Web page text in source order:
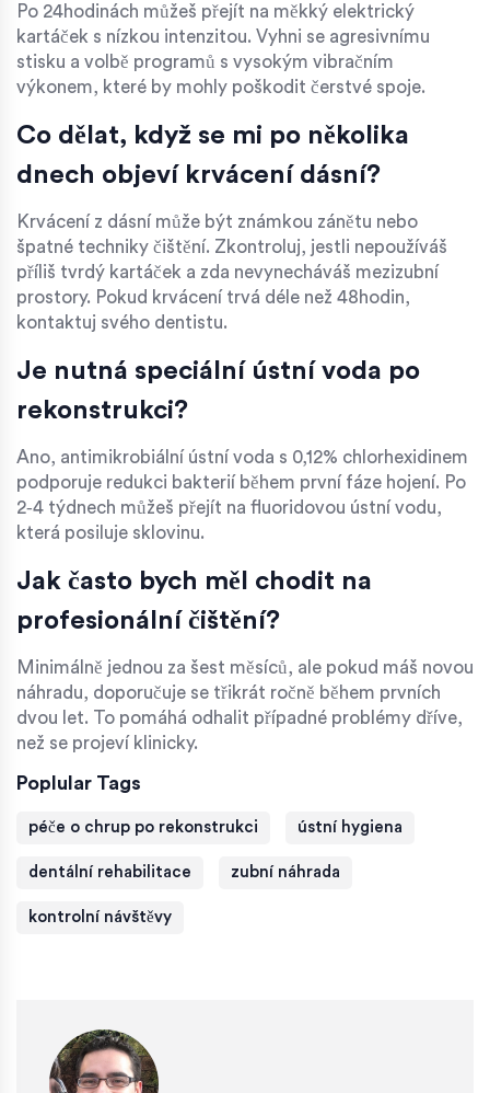
Po 24hodinách můžeš přejít na měkký elektrický
kartáček s nízkou intenzitou. Vyhni se agresivnímu
stisku a volbě programů s vysokým vibračním
výkonem, které by mohly poškodit čerstvé spoje.
Co dělat, když se mi po několika
dnech objeví krvácení dásní?
Krvácení z dásní může být známkou zánětu nebo
špatné techniky čištění. Zkontroluj, jestli nepoužíváš
příliš tvrdý kartáček a zda nevynecháváš mezizubní
prostory. Pokud krvácení trvá déle než 48hodin,
kontaktuj svého dentistu.
Je nutná speciální ústní voda po
rekonstrukci?
Ano, antimikrobiální ústní voda s 0,12% chlorhexidinem
podporuje redukci bakterií během první fáze hojení. Po
2‑4 týdnech můžeš přejít na fluoridovou ústní vodu,
která posiluje sklovinu.
Jak často bych měl chodit na
profesionální čištění?
Minimálně jednou za šest měsíců, ale pokud máš novou
náhradu, doporučuje se třikrát ročně během prvních
dvou let. To pomáhá odhalit případné problémy dříve,
než se projeví klinicky.
Poplular Tags
péče o chrup po rekonstrukci ústní hygiena
dentální rehabilitace zubní náhrada
kontrolní návštěvy